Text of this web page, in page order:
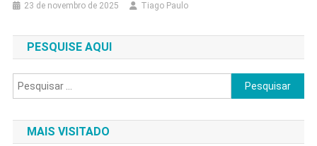
23 de novembro de 2025 Tiago Paulo
PESQUISE AQUI
Pesquisar
por:
MAIS VISITADO